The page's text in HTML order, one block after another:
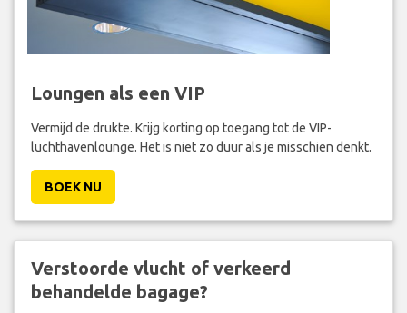
Loungen als een VIP
Vermijd de drukte. Krijg korting op toegang tot de VIP-
luchthavenlounge. Het is niet zo duur als je misschien denkt.
BOEK NU
Verstoorde vlucht of verkeerd
behandelde bagage?